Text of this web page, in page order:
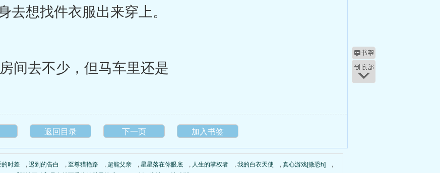
去想找件衣服出来穿上。
去不少，但马车里还是
返回目录 下一页 加入书签
的时差 , 迟到的告白 , 至尊猎艳路 , 超能父亲 , 星星落在你眼底 , 人生的掌权者 , 我的白衣天使 , 真心游戏[微恐h]
,